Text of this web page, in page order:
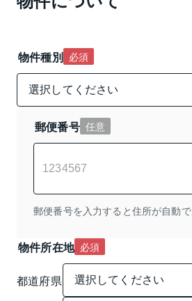
物件種別 必須
郵便番号 任意
郵便番号を入力すると住所が自動
物件所在地 必須
都道府県